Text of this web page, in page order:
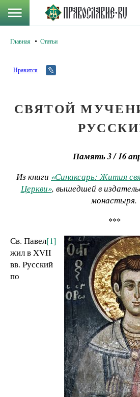
Главная Статьи
Нравится
СВЯТОЙ
Память 3 / 16
Из книги «Синаксарь: Жития
Церкви», вышедшей в
монастыря.
***
Св. Павел[1]
жил в XVII
вв. Русский
по